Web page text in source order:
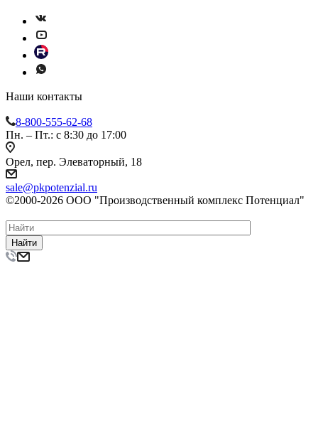
Наши контакты
8-800-555-62-68
Пн. – Пт.: с 8:30 до 17:00
Орел, пер. Элеваторный, 18
sale@pkpotenzial.ru
©2000-2026 ООО "Производственный комплекс Потенциал"
Найти